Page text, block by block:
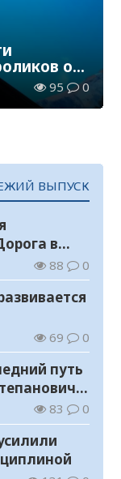
о
95 0
ВЫПУСК
в
88 0
69 0
путь
83 0